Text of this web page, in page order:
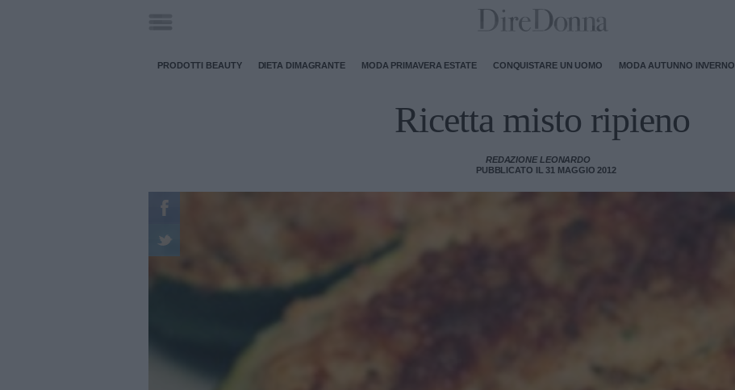
PRODOTTI BEAUTY DIETA DIMAGRANTE MODA PRIMAVERA ESTATE CONQUISTARE UN UOMO MODA AUTUNNO INVERNO
Ricetta misto ripieno
REDAZIONE LEONARDO
PUBBLICATO IL 31 MAGGIO 2012